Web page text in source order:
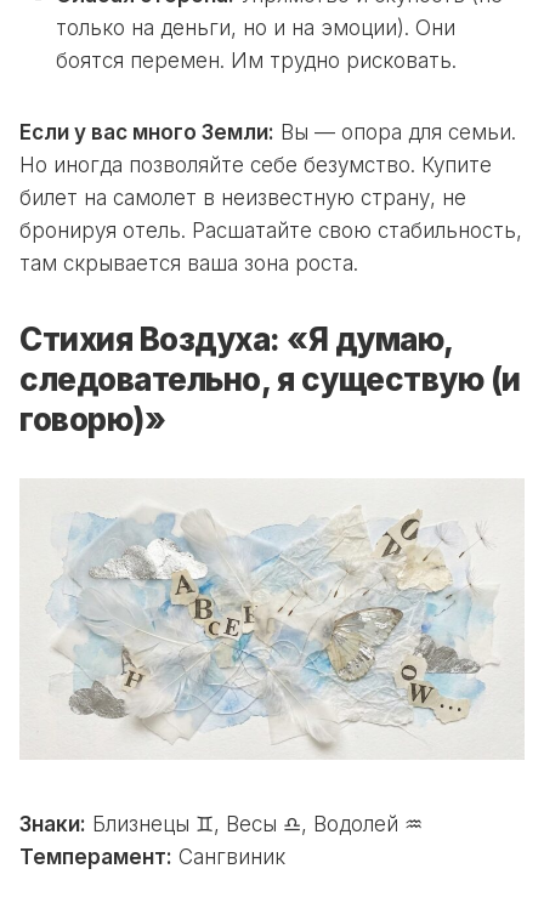
только на деньги, но и на эмоции). Они
боятся перемен. Им трудно рисковать.
Если у вас много Земли: Вы — опора для семьи.
Но иногда позволяйте себе безумство. Купите
билет на самолет в неизвестную страну, не
бронируя отель. Расшатайте свою стабильность,
там скрывается ваша зона роста.
Стихия Воздуха: «Я думаю,
следовательно, я существую (и
говорю)»
Знаки: Близнецы ♊, Весы ♎, Водолей ♒
Темперамент: Сангвиник